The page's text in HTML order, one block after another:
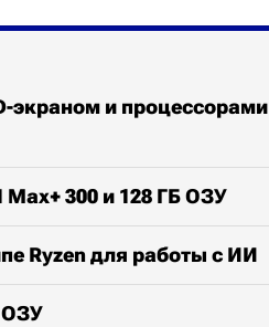
экраном и процессорами
300 и 128 ГБ ОЗУ
Ryzen для работы с ИИ
ОЗУ